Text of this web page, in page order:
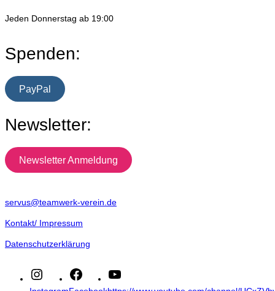
Jeden Donnerstag ab 19:00
Spenden:
PayPal
Newsletter:
Newsletter Anmeldung
servus@teamwerk-verein.de
Kontakt/ Impressum
Datenschutzerklärung